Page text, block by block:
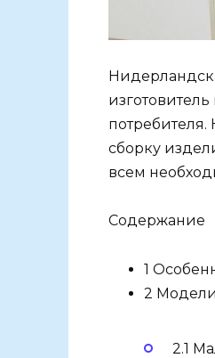
сборку
всем
Содержание
1
2
2.1